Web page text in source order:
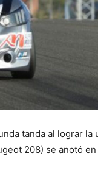
tanda al lograr la
208) se anotó